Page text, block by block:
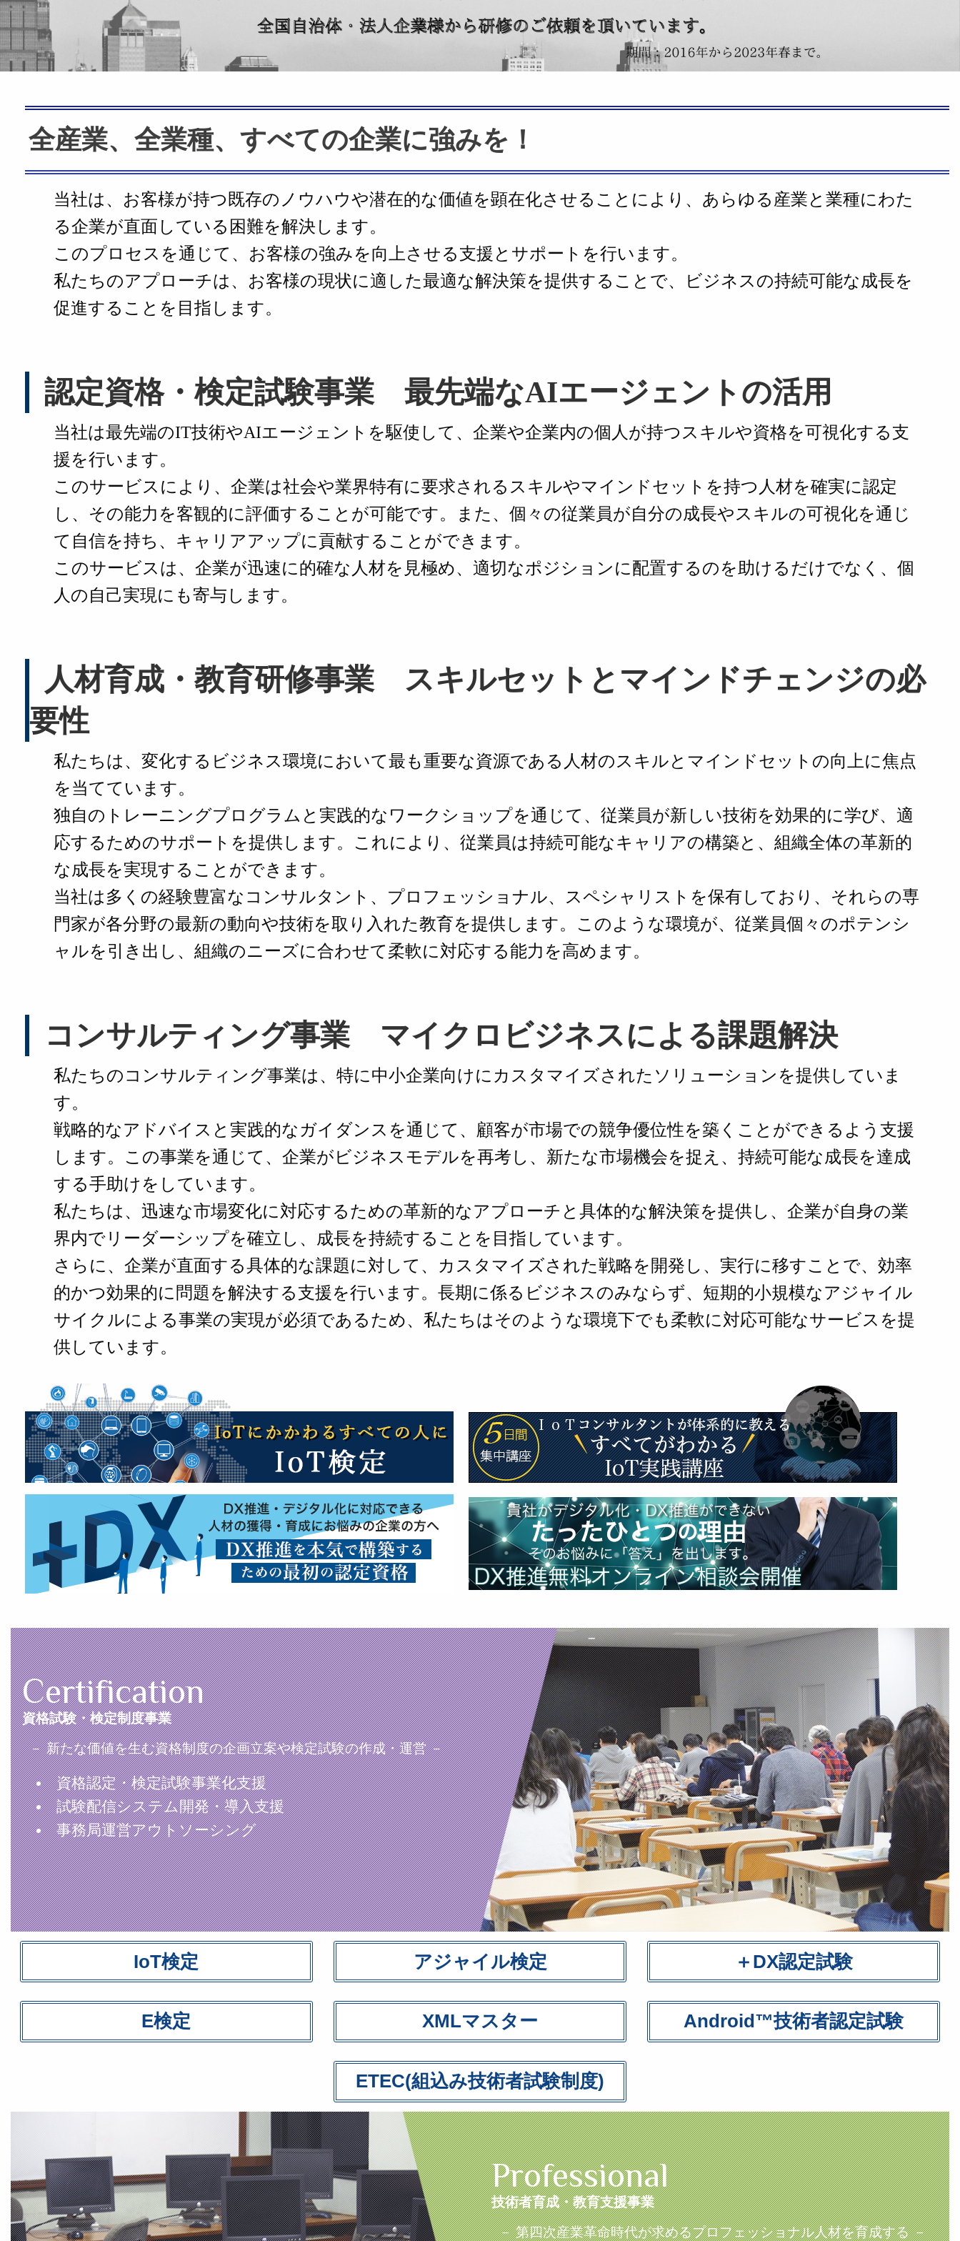
全産業、全業種、すべての企業に強みを！
当社は、お客様が持つ既存のノウハウや潜在的な価値を顕在化させることにより、あらゆる産業と業種にわた
る企業が直面している困難を解決します。
このプロセスを通じて、お客様の強みを向上させる支援とサポートを行います。
私たちのアプローチは、お客様の現状に適した最適な解決策を提供することで、ビジネスの持続可能な成長を
促進することを目指します。
認定資格・検定試験事業 最先端なAIエージェントの活用
当社は最先端のIT技術やAIエージェントを駆使して、企業や企業内の個人が持つスキルや資格を可視化する支
援を行います。
このサービスにより、企業は社会や業界特有に要求されるスキルやマインドセットを持つ人材を確実に認定
し、その能力を客観的に評価することが可能です。また、個々の従業員が自分の成長やスキルの可視化を通じ
て自信を持ち、キャリアアップに貢献することができます。
このサービスは、企業が迅速に的確な人材を見極め、適切なポジションに配置するのを助けるだけでなく、個
人の自己実現にも寄与します。
人材育成・教育研修事業 スキルセットとマインドチェンジの必
要性
私たちは、変化するビジネス環境において最も重要な資源である人材のスキルとマインドセットの向上に焦点
を当てています。
独自のトレーニングプログラムと実践的なワークショップを通じて、従業員が新しい技術を効果的に学び、適
応するためのサポートを提供します。これにより、従業員は持続可能なキャリアの構築と、組織全体の革新的
な成長を実現することができます。
当社は多くの経験豊富なコンサルタント、プロフェッショナル、スペシャリストを保有しており、それらの専
門家が各分野の最新の動向や技術を取り入れた教育を提供します。このような環境が、従業員個々のポテンシ
ャルを引き出し、組織のニーズに合わせて柔軟に対応する能力を高めます。
コンサルティング事業 マイクロビジネスによる課題解決
私たちのコンサルティング事業は、特に中小企業向けにカスタマイズされたソリューションを提供していま
す。
戦略的なアドバイスと実践的なガイダンスを通じて、顧客が市場での競争優位性を築くことができるよう支援
します。この事業を通じて、企業がビジネスモデルを再考し、新たな市場機会を捉え、持続可能な成長を達成
する手助けをしています。
私たちは、迅速な市場変化に対応するための革新的なアプローチと具体的な解決策を提供し、企業が自身の業
界内でリーダーシップを確立し、成長を持続することを目指しています。
さらに、企業が直面する具体的な課題に対して、カスタマイズされた戦略を開発し、実行に移すことで、効率
的かつ効果的に問題を解決する支援を行います。長期に係るビジネスのみならず、短期的小規模なアジャイル
サイクルによる事業の実現が必須であるため、私たちはそのような環境下でも柔軟に対応可能なサービスを提
供しています。
Certification
資格試験・検定制度事業
－ 新たな価値を生む資格制度の企画立案や検定試験の作成・運営 －
資格認定・検定試験事業化支援
試験配信システム開発・導入支援
事務局運営アウトソーシング
IoT検定 アジャイル検定 ＋DX認定試験
E検定 XMLマスター Android™技術者認定試験
ETEC(組込み技術者試験制度)
Professional
技術者育成・教育支援事業
－ 第四次産業革命時代が求めるプロフェッショナル人材を育成する －